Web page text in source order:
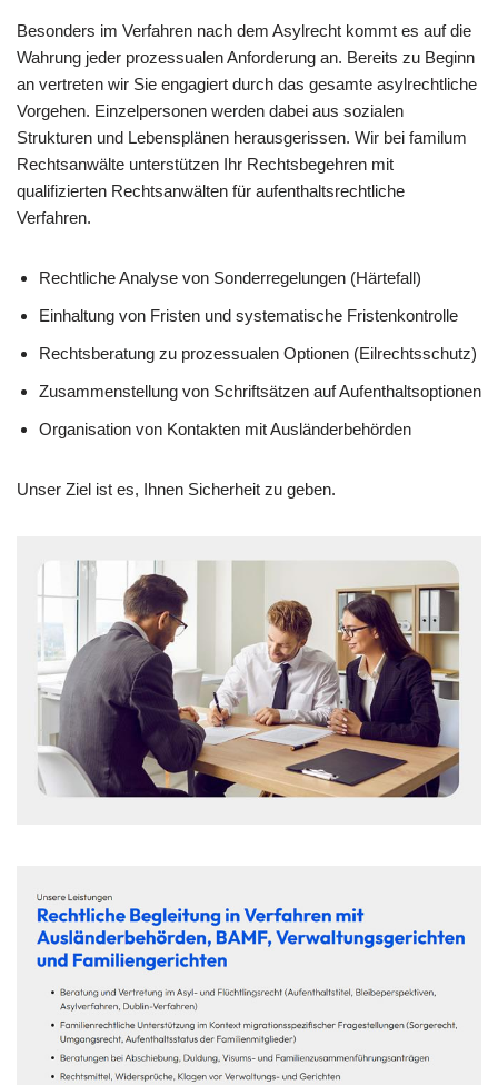
Besonders im Verfahren nach dem Asylrecht kommt es auf die
Wahrung jeder prozessualen Anforderung an. Bereits zu Beginn
an vertreten wir Sie engagiert durch das gesamte asylrechtliche
Vorgehen. Einzelpersonen werden dabei aus sozialen
Strukturen und Lebensplänen herausgerissen. Wir bei familum
Rechtsanwälte unterstützen Ihr Rechtsbegehren mit
qualifizierten Rechtsanwälten für aufenthaltsrechtliche
Verfahren.
Rechtliche Analyse von Sonderregelungen (Härtefall)
Einhaltung von Fristen und systematische Fristenkontrolle
Rechtsberatung zu prozessualen Optionen (Eilrechtsschutz)
Zusammenstellung von Schriftsätzen auf Aufenthaltsoptionen
Organisation von Kontakten mit Ausländerbehörden
Unser Ziel ist es, Ihnen Sicherheit zu geben.